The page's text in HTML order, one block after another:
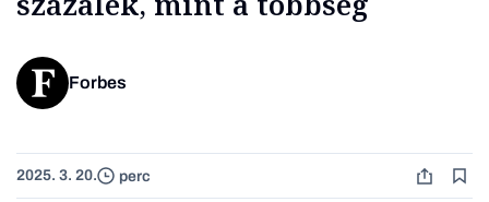
Forbes
2025. 3. 20. perc